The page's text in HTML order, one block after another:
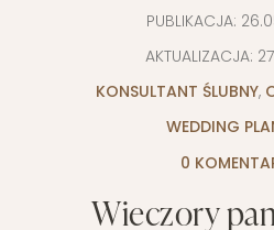
PUBLIKACJA:
AKTUALIZACJA:
KONSULTANT ŚLUBNY,
WEDDING
0
Wieczory